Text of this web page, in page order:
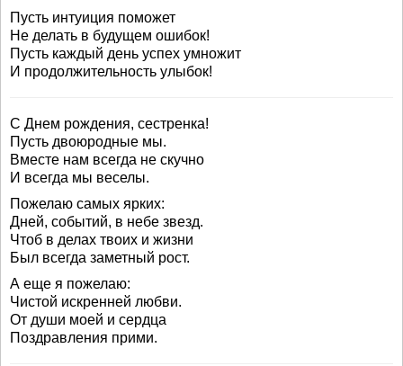
Пусть интуиция поможет
Не делать в будущем ошибок!
Пусть каждый день успех умножит
И продолжительность улыбок!
С Днем рождения, сестренка!
Пусть двоюродные мы.
Вместе нам всегда не скучно
И всегда мы веселы.
Пожелаю самых ярких:
Дней, событий, в небе звезд.
Чтоб в делах твоих и жизни
Был всегда заметный рост.
А еще я пожелаю:
Чистой искренней любви.
От души моей и сердца
Поздравления прими.